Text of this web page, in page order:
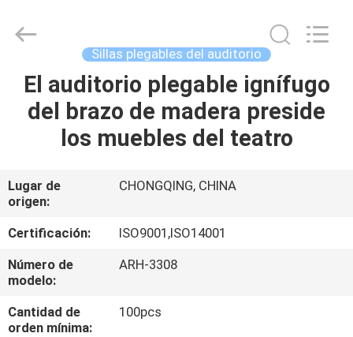
HOGAR
PRODUCTOS
SOBRE
NOSOTROS
VIAJE
DE
LA
Commercial
Co.,Ltd.
Reserved.
Sillas plegables del auditorio
El auditorio plegable ignífugo
del brazo de madera preside
los muebles del teatro
Lugar de
origen:
CHONGQING, CHINA
Certificación:
ISO9001,ISO14001
Número de
modelo:
ARH-3308
Cantidad de
orden mínima:
100pcs